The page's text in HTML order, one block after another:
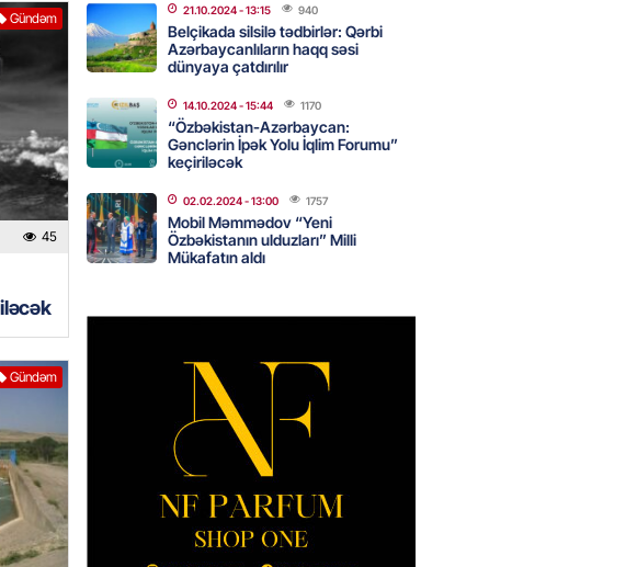
Gündəm
45
Gündəm
Paşinyan ondan narazıdır
05.08.2026- 15:45
HADISƏ
Qəbiristanlıqda İNSİDENT: mollanı
söydü, həbs olundu
05.08.2026- 15:30
BANNER
Azərbaycanlı musiqi terapevti
Türkiyədə unudulmaz sənət gecəsinə
imza atdı – FOTO
05.08.2026 - 15:00
21.10.2024- 13:15 940
Belçikada silsilə tədbirlər: Qərbi
Azərbaycanlıların haqq səsi
dünyaya çatdırılır
14.10.2024- 15:44 1170
“Özbəkistan-Azərbaycan:
Gənclərin İpək Yolu İqlim Forumu”
keçiriləcək
02.02.2024- 13:00 1757
Mobil Məmmədov “Yeni
Özbəkistanın ulduzları” Milli
Mükafatın aldı